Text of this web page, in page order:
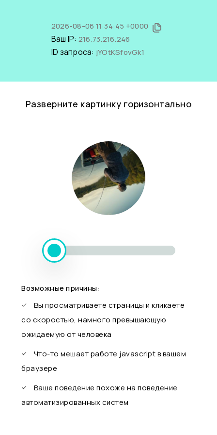
2026-08-06 11:34:45 +0000
Ваш IP: 216.73.216.246
ID запроса: jYOtKSfovGk1
Разверните картинку горизонтально
Возможные причины:
Вы просматриваете страницы и кликаете
со скоростью, намного превышающую
ожидаемую от человека
Что-то мешает работе javascript в вашем
браузере
Ваше поведение похоже на поведение
автоматизированных систем